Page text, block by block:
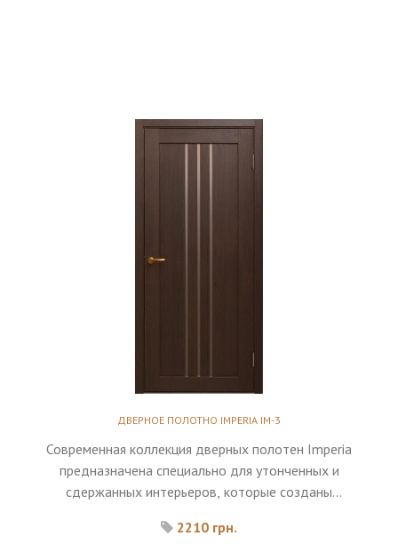
ДВЕРНОЕ ПОЛОТНО IMPERIA IM-3
Современная коллекция дверных полотен Imperia
предназначена специально для утонченных и
сдержанных интерьеров, которые созданы
владельца.
2210 грн.